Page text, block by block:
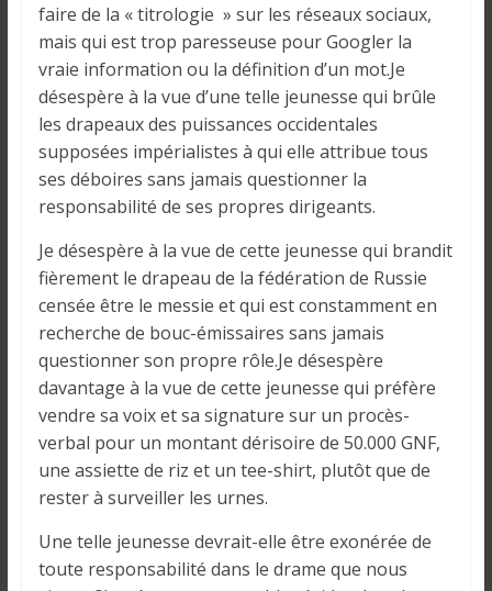
faire de la « titrologie » sur les réseaux sociaux,
mais qui est trop paresseuse pour Googler la
vraie information ou la définition d’un mot.Je
désespère à la vue d’une telle jeunesse qui brûle
les drapeaux des puissances occidentales
supposées impérialistes à qui elle attribue tous
ses déboires sans jamais questionner la
responsabilité de ses propres dirigeants.
Je désespère à la vue de cette jeunesse qui brandit
fièrement le drapeau de la fédération de Russie
censée être le messie et qui est constamment en
recherche de bouc-émissaires sans jamais
questionner son propre rôle.Je désespère
davantage à la vue de cette jeunesse qui préfère
vendre sa voix et sa signature sur un procès-
verbal pour un montant dérisoire de 50.000 GNF,
une assiette de riz et un tee-shirt, plutôt que de
rester à surveiller les urnes.
Une telle jeunesse devrait-elle être exonérée de
toute responsabilité dans le drame que nous